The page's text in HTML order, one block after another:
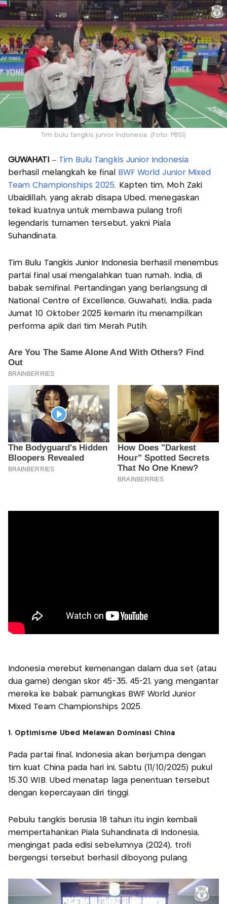
Tim bulu tangkis junior Indonesia. (Foto: PBSI)
GUWAHATI– Tim Bulu Tangkis Junior Indonesia
berhasil melangkah ke final
BWF World Junior Mixed
Team Championships 2025. Kapten tim, Moh Zaki
Ubaidillah, yang akrab disapa Ubed, menegaskan
tekad kuatnya untuk membawa pulang trofi
legendaris turnamen tersebut, yakni Piala
Suhandinata.
Tim Bulu Tangkis Junior Indonesia berhasil menembus
partai final usai mengalahkan tuan rumah, India, di
babak semifinal. Pertandingan yang berlangsung di
National Centre of Excellence, Guwahati, India, pada
Jumat 10 Oktober 2025 kemarin itu menampilkan
performa apik dari tim Merah Putih.
Indonesia merebut kemenangan dalam dua set (atau
dua game) dengan skor 45-35, 45-21, yang mengantar
mereka ke babak pamungkas BWF World Junior
Mixed Team Championships 2025.
1. Optimisme Ubed Melawan Dominasi China
Pada partai final, Indonesia akan berjumpa dengan
tim kuat China pada hari ini, Sabtu (11/10/2025) pukul
15.30 WIB. Ubed menatap laga penentuan tersebut
dengan kepercayaan diri tinggi.
Pebulu tangkis berusia 18 tahun itu ingin kembali
mempertahankan Piala Suhandinata di Indonesia,
mengingat pada edisi sebelumnya (2024), trofi
bergengsi tersebut berhasil diboyong pulang.